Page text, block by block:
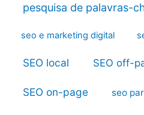
pesquisa de palavras-
seo e marketing digital
SEO local SEO off-
SEO on-page seo